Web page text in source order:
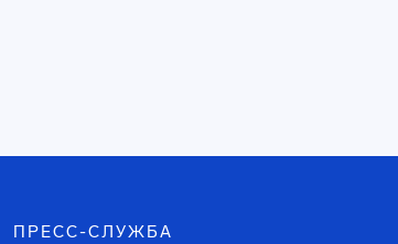
ПРЕСС-СЛУЖБА